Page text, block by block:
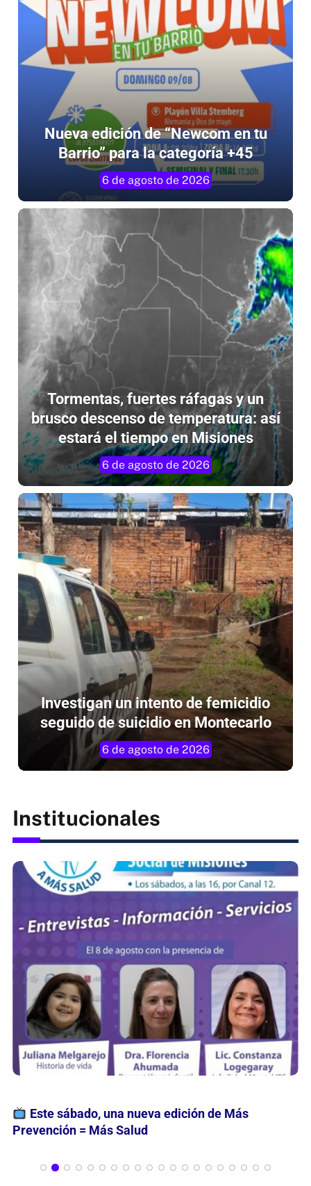
Nueva edición de “Newcom en tu
Barrio” para la categoría +45
6 de agosto de 2026
Tormentas, fuertes ráfagas y un
brusco descenso de temperatura: así
estará el tiempo en Misiones
6 de agosto de 2026
Investigan un intento de femicidio
seguido de suicidio en Montecarlo
6 de agosto de 2026
Derecho Público, Provincial y Municipal